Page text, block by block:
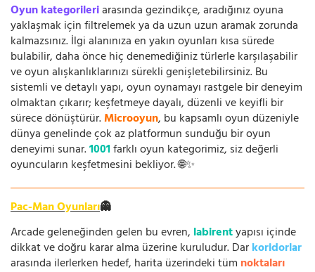
Oyun kategorileriarasında gezindikçe, aradığınız oyuna
yaklaşmak için filtrelemek ya da uzun uzun aramak zorunda
kalmazsınız. İlgi alanınıza en yakın oyunları kısa sürede
bulabilir, daha önce hiç denemediğiniz türlerle karşılaşabilir
ve oyun alışkanlıklarınızı sürekli genişletebilirsiniz. Bu
sistemli ve detaylı yapı, oyun oynamayı rastgele bir deneyim
olmaktan çıkarır; keşfetmeye dayalı, düzenli ve keyifli bir
sürece dönüştürür.Microoyun, bu kapsamlı oyun düzeniyle
dünya genelinde çok az platformun sunduğu bir oyun
deneyimi sunar.1001farklı oyun kategorimiz, siz değerli
oyuncuların keşfetmesini bekliyor. 🌐✨
Pac-Man Oyunları👻
Arcade geleneğinden gelen bu evren, labirentyapısı içinde
dikkat ve doğru karar alma üzerine kuruludur. Darkoridorlar
arasında ilerlerken hedef, harita üzerindeki tüm noktaları